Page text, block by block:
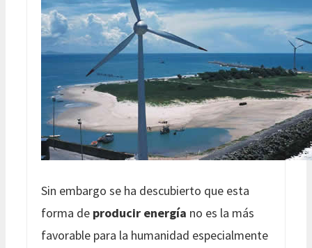
Sin embargo se ha descubierto que esta
forma de producir energía no es la más
favorable para la humanidad especialmente